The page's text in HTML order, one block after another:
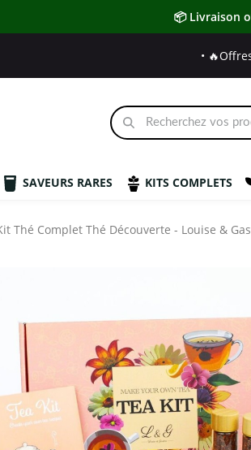
📦 Livraison
•
SAVEURS RARES KITS COMPLETS
Thé Complet Thé Découverte - Louise &